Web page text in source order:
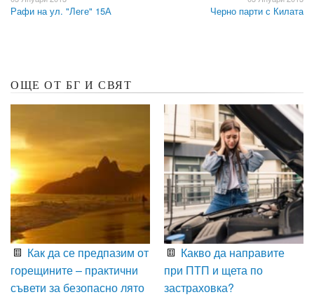
Рафи на ул. "Леге" 15А Черно парти с Килата
ОЩЕ ОТ БГ И СВЯТ
Как да се предпазим от
горещините – практични
съвети за безопасно лято
Какво да направите
при ПТП и щета по
застраховка?